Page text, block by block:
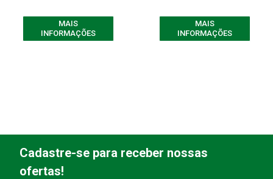
MAIS
INFORMAÇÕES
MAIS
INFORMAÇÕES
Cadastre-se para receber nossas
ofertas!